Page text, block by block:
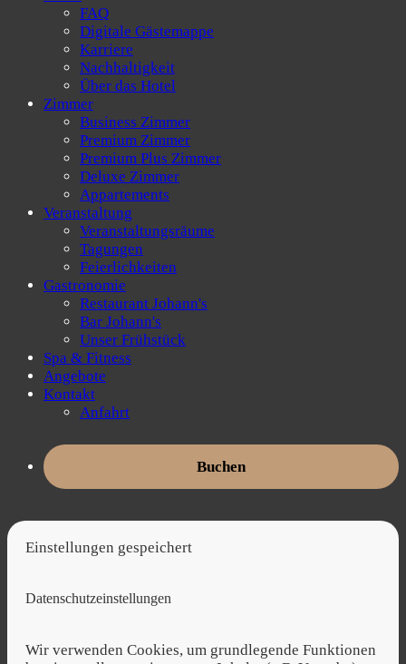
FAQ
Digitale Gästemappe
Karriere
Nachhaltigkeit
Über das Hotel
Zimmer
Business Zimmer
Premium Zimmer
Premium Plus Zimmer
Deluxe Zimmer
Appartements
Veranstaltung
Veranstaltungsräume
Tagungen
Feierlichkeiten
Gastronomie
Restaurant Johann's
Bar Johann's
Unser Frühstück
Spa & Fitness
Angebote
Kontakt
Anfahrt
Buchen
Einstellungen gespeichert
Datenschutzeinstellungen
Wir verwenden Cookies, um grundlegende Funktionen